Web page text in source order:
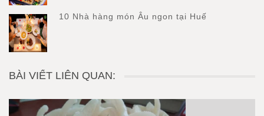
10 Nhà hàng món Âu ngon tại Huế
BÀI VIẾT LIÊN QUAN: